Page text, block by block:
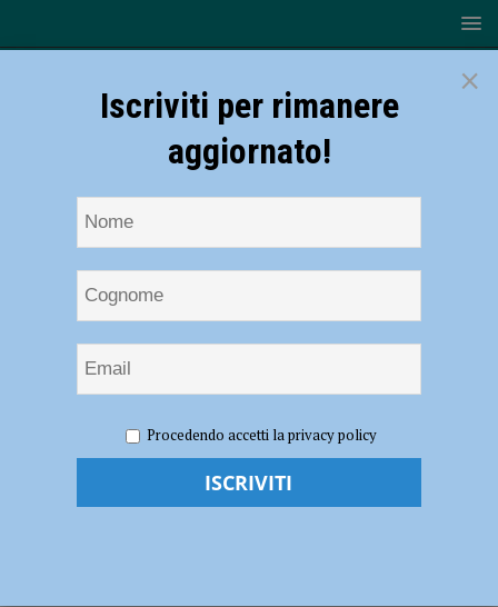
sospetti e chiama la polizia, nel tir viaggiavano di nascosto sei migranti
Sente rumori sospetti e chiama la polizia,
×
Iscriviti per rimanere
aggiornato!
Procedendo accetti la privacy policy